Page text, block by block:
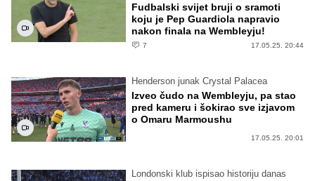
Fudbalski svijet bruji o sramoti
koju je Pep Guardiola napravio
nakon finala na Wembleyju!
7 17.05.25. 20:44
Henderson junak Crystal Palacea
Izveo čudo na Wembleyju, pa stao
pred kameru i šokirao sve izjavom
o Omaru Marmoushu
17.05.25. 20:01
Londonski klub ispisao historiju danas